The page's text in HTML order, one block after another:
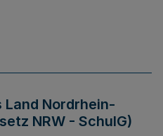
Nordrhein-
NRW - SchulG)